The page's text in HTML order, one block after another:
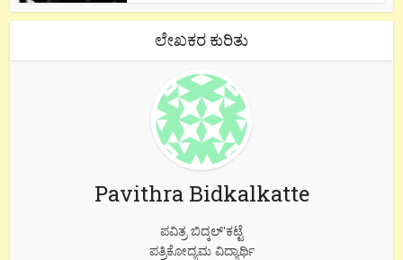
ಲೇಖಕರ ಕುರಿತು
Pavithra Bidkalkatte
ಪವಿತ್ರ ಬಿದ್ಕಲ್'ಕಟ್ಟೆ
ಪತ್ರಿಕೋದ್ಯಮ ವಿದ್ಯಾರ್ಥಿ